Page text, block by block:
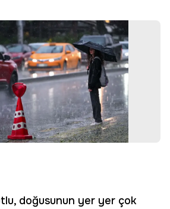
doğusunun yer yer çok